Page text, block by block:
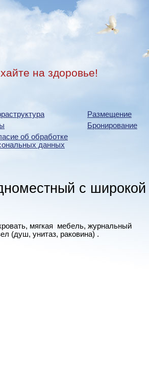
на здоровье!
Размещение
Бронирование
об обработке
данных
с широкой
мягкая мебель, журнальный
(душ, унитаз, раковина) .